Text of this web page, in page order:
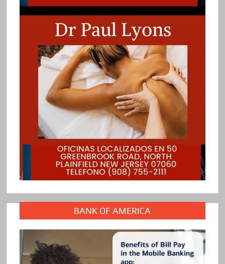
BANK OF AMERICA